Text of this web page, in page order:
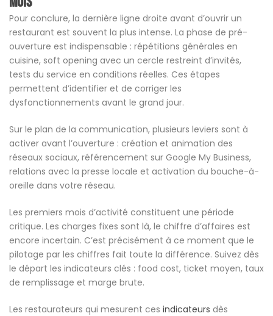
Pour conclure, la dernière ligne droite avant d’ouvrir un
restaurant est souvent la plus intense. La phase de pré-
ouverture est indispensable : répétitions générales en
cuisine, soft opening avec un cercle restreint d’invités,
tests du service en conditions réelles. Ces étapes
permettent d’identifier et de corriger les
dysfonctionnements avant le grand jour.
Sur le plan de la communication, plusieurs leviers sont à
activer avant l’ouverture : création et animation des
réseaux sociaux, référencement sur Google My Business,
relations avec la presse locale et activation du bouche-à-
oreille dans votre réseau.
Les premiers mois d’activité constituent une période
critique. Les charges fixes sont là, le chiffre d’affaires est
encore incertain. C’est précisément à ce moment que le
pilotage par les chiffres fait toute la différence. Suivez dès
le départ les indicateurs clés : food cost, ticket moyen, taux
de remplissage et marge brute.
Les restaurateurs qui mesurent ces indicateurs dès